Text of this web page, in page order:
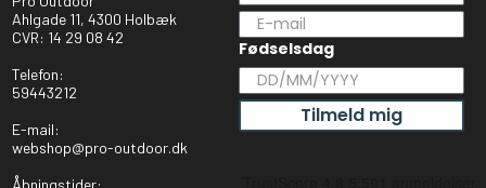
Ahlgade 11, 4300 Holbæk
CVR: 14 29 08 42
Telefon:
59443212
E-mail:
webshop@pro-outdoor.dk
Åbningstider:
Fødselsdag
Tilmeld mig